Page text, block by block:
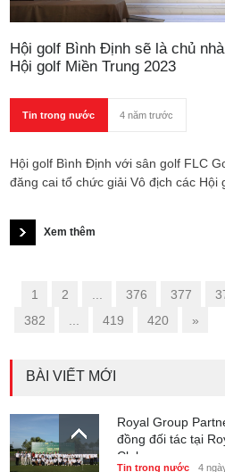
Hội golf Bình Định sẽ là chủ
Hội golf Miền Trung 2023
Tin trong nước 4 năm trước
Hội golf Bình Định với sân golf FLC
đăng cai tổ chức giải Vô địch các Hội
Xem thêm
1 2 376 377
382
419 420 »
BÀI VIẾT MỚI
Royal Group
đồng đối tác tại
Club
Tin trong nước 4